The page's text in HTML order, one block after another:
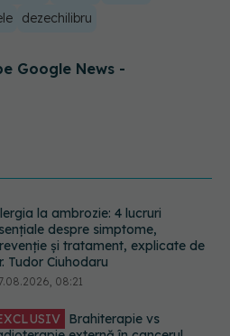
dezechilibru
Google News -
Brahiterapie vs
externă în cancerul
Dr. Sorin Bogdan
acționează tratamentul
22:49